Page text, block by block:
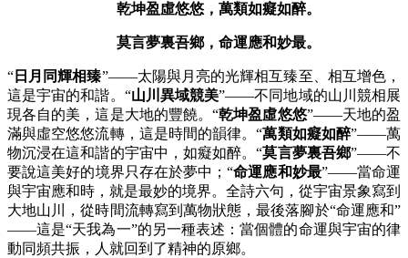
乾坤盈虛悠悠，萬類如癡如醉。
莫言夢裏吾鄉，命運應和妙最。
“ 日月同輝相臻”——太陽與月亮的光輝相互臻至、相互增色，
這是宇宙的和諧。“山川異域競美”——不同地域的山川競相展
現各自的美，這是大地的豐饒。“乾坤盈虛悠悠”——天地的盈
滿與虛空悠悠流轉，這是時間的韻律。“萬類如癡如醉”——萬
物沉浸在這和諧的宇宙中，如癡如醉。“莫言夢裏吾鄉”——不
要說這美好的境界只存在於夢中；“命運應和妙最”——當命運
與宇宙應和時，就是最妙的境界。全詩六句，從宇宙景象寫到
大地山川，從時間流轉寫到萬物狀態，最後落腳於“命運應和”
——這是“天我為一”的另一種表述：當個體的命運與宇宙的律
動同頻共振，人就回到了精神的原鄉。